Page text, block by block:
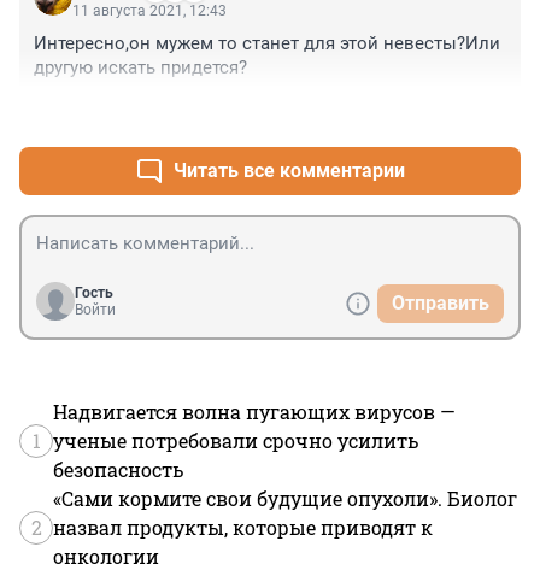
11 августа 2021, 12:43
Интересно,он мужем то станет для этой невесты?Или
другую искать придется?
Читать все комментарии
Гость
Войти
Отправить
1
Надвигается волна пугающих вирусов —
ученые потребовали срочно усилить
безопасность
2
«Сами кормите свои будущие опухоли». Биолог
назвал продукты, которые приводят к
онкологии